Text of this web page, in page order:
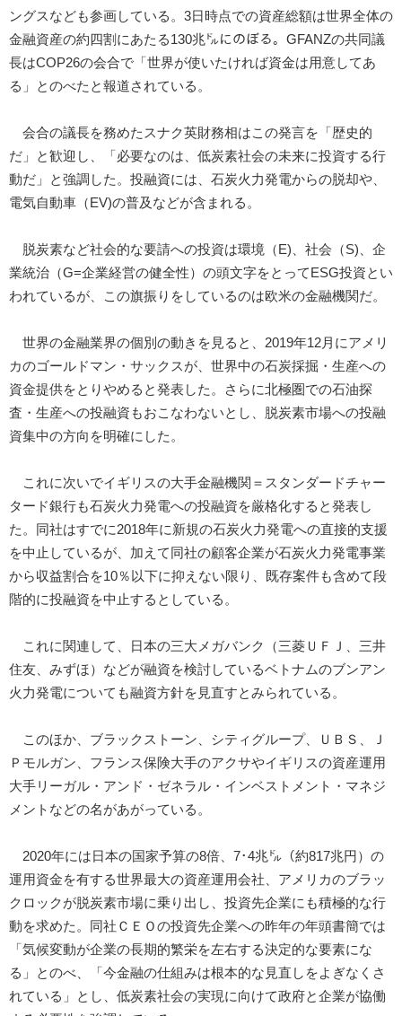
ングスなども参画している。3日時点での資産総額は世界全体の
金融資産の約四割にあたる130兆㌦にのぼる。GFANZの共同議
長はCOP26の会合で「世界が使いたければ資金は用意してあ
る」とのべたと報道されている。
会合の議長を務めたスナク英財務相はこの発言を「歴史的
だ」と歓迎し、「必要なのは、低炭素社会の未来に投資する行
動だ」と強調した。投融資には、石炭火力発電からの脱却や、
電気自動車（EV)の普及などが含まれる。
脱炭素など社会的な要請への投資は環境（E)、社会（S)、企
業統治（G=企業経営の健全性）の頭文字をとってESG投資とい
われているが、この旗振りをしているのは欧米の金融機関だ。
世界の金融業界の個別の動きを見ると、2019年12月にアメリ
カのゴールドマン・サックスが、世界中の石炭採掘・生産への
資金提供をとりやめると発表した。さらに北極圏での石油探
査・生産への投融資もおこなわないとし、脱炭素市場への投融
資集中の方向を明確にした。
これに次いでイギリスの大手金融機関＝スタンダードチャー
タード銀行も石炭火力発電への投融資を厳格化すると発表し
た。同社はすでに2018年に新規の石炭火力発電への直接的支援
を中止しているが、加えて同社の顧客企業が石炭火力発電事業
から収益割合を10％以下に抑えない限り、既存案件も含めて段
階的に投融資を中止するとしている。
これに関連して、日本の三大メガバンク（三菱ＵＦＪ、三井
住友、みずほ）などが融資を検討しているベトナムのブンアン
火力発電についても融資方針を見直すとみられている。
このほか、ブラックストーン、シティグループ、ＵＢＳ、Ｊ
Ｐモルガン、フランス保険大手のアクサやイギリスの資産運用
大手リーガル・アンド・ゼネラル・インベストメント・マネジ
メントなどの名があがっている。
2020年には日本の国家予算の8倍、7･4兆㌦（約817兆円）の
運用資金を有する世界最大の資産運用会社、アメリカのブラッ
クロックが脱炭素市場に乗り出し、投資先企業にも積極的な行
動を求めた。同社ＣＥＯの投資先企業への昨年の年頭書簡では
「気候変動が企業の長期的繁栄を左右する決定的な要素にな
る」とのべ、「今金融の仕組みは根本的な見直しをよぎなくさ
れている」とし、低炭素社会の実現に向けて政府と企業が協働